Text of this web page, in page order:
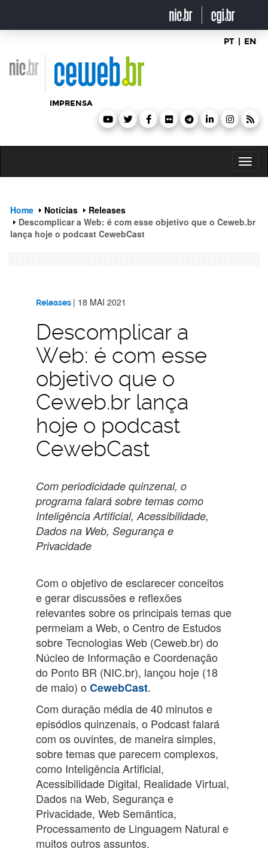
o
PT | EN
IMPRENSA
Home Notícias
Releases
Descomplicar a Web: é com esse objetivo que o Ceweb.br
lança hoje o podcast CewebCast
Releases | 18 MAI 2021
Descomplicar a
Web: é com esse
objetivo que o
Ceweb.br lança
hoje o podcast
CewebCast
Com periodicidade quinzenal, o
programa falará sobre temas como
Inteligência Artificial, Acessibilidade,
Dados na Web, Segurança e
Privacidade
Com o objetivo de esclarecer conceitos
e gerar discussões e reflexões
relevantes sobre os principais temas que
permeiam a Web, o Centro de Estudos
sobre Tecnologias Web (Ceweb.br) do
Núcleo de Informação e Coordenação
do Ponto BR (NIC.br), lançou hoje (18
de maio) o CewebCast.
Com duração média de 40 minutos e
episódios quinzenais, o Podcast falará
com os ouvintes, de maneira simples,
sobre temas que parecem complexos,
como Inteligência Artificial,
Acessibilidade Digital, Realidade Virtual,
Dados na Web, Segurança e
Privacidade, Web Semântica,
Processamento de Linguagem Natural e
muitos outros assuntos.